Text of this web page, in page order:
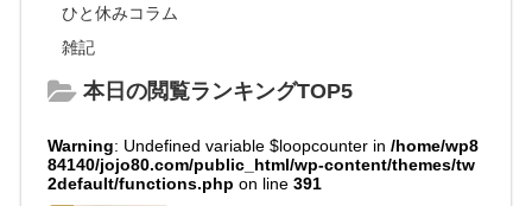
ひと休みコラム
雑記
本日の閲覧ランキングTOP5
Warning: Undefined variable $loopcounter in/home/wp8
84140/jojo80.com/public_html/wp-content/themes/tw
2default/functions.php on line391